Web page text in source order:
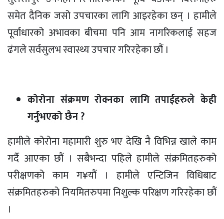
समेत दैनिक जसो उपचारका लागि आइरहेका छन् । हामीले
पूर्वाधारको अभावका बीचमा पनि आम नागरिकलाई सहज
ढंगले सर्वसुलभ स्वास्थ्य उपचार गरिरहेका छौं ।
कोरोना संक्रमण रोक्नका लागि तपाईहरुले केही
गर्नुभएको छैन ?
हामीले कोरोना महामारी शुरु भए देखि नै विभिन्न खाले काम
गर्दै आएका छौं । सबैभन्दा पहिले हामीले संक्रमितहरुको
परीक्षणको काम ग¥यौं । हामीले एन्टिजिन विधिबाट
संक्रमितहरुको नियमितरुपमा निशुल्क परिक्षण गरिरहेका छौं
।